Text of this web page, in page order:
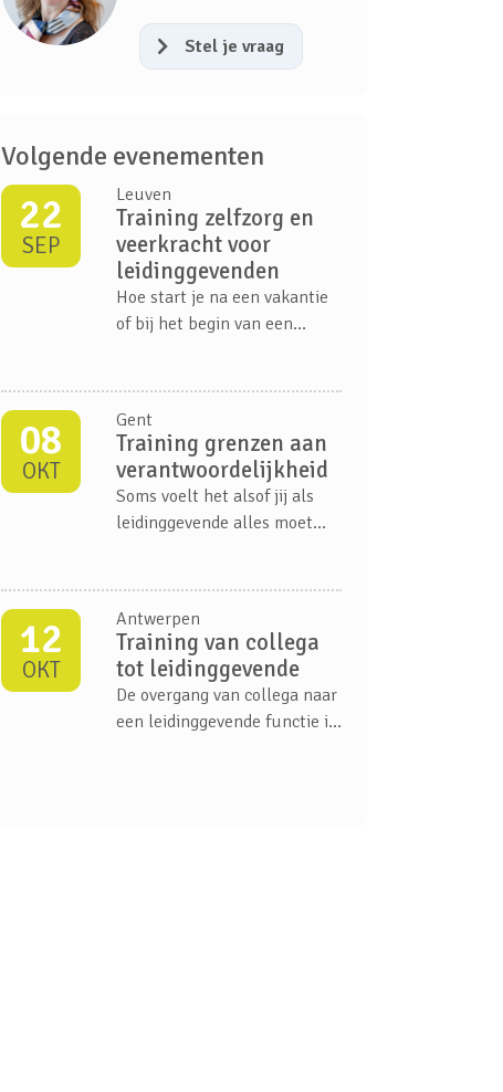
Stel je vraag
Volgende evenementen
22
SEP
Leuven
Training zelfzorg en
veerkracht voor
leidinggevenden
Hoe start je na een vakantie
of bij het begin van een
inspirerende vorming
ontdekken leidinggevenden
hoe ze hun eigen veerkracht
kunnen versterken en die van
hun team.
08
OKT
Gent
Training grenzen aan
verantwoordelijkheid
Soms voelt het alsof jij als
leidinggevende alles moet
12
OKT
Antwerpen
Training van collega
tot leidinggevende
De overgang van collega naar
een leidinggevende functie in